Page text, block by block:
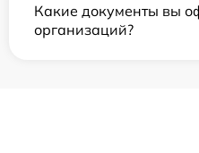
Какие документы вы
организаций?